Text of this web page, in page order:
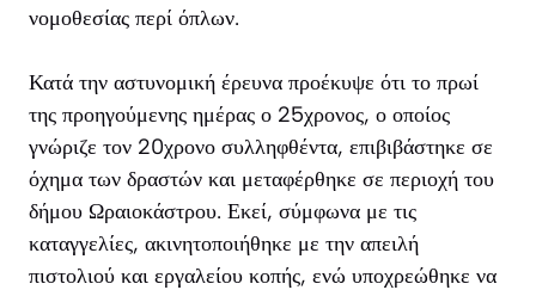
νομοθεσίας περί όπλων.
Κατά την αστυνομική έρευνα προέκυψε ότι το πρωί
της προηγούμενης ημέρας ο 25χρονος, ο οποίος
γνώριζε τον 20χρονο συλληφθέντα, επιβιβάστηκε σε
όχημα των δραστών και μεταφέρθηκε σε περιοχή του
δήμου Ωραιοκάστρου. Εκεί, σύμφωνα με τις
καταγγελίες, ακινητοποιήθηκε με την απειλή
πιστολιού και εργαλείου κοπής, ενώ υποχρεώθηκε να